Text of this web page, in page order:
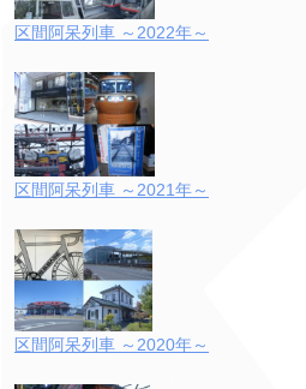
区間阿呆列車 ～2022年～
区間阿呆列車 ～2021年～
区間阿呆列車 ～2020年～